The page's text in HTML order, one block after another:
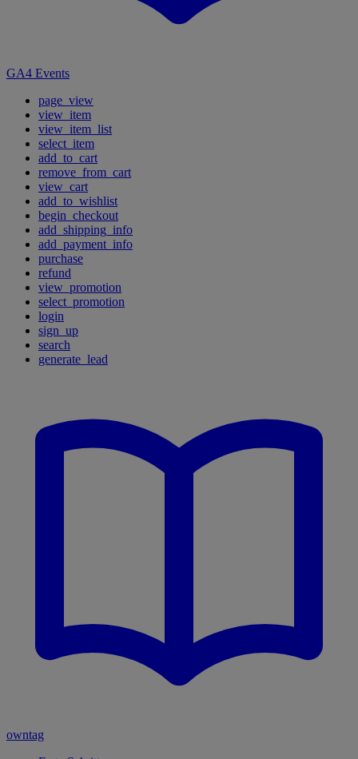
GA4 Events
page_view
view_item
view_item_list
select_item
add_to_cart
remove_from_cart
view_cart
add_to_wishlist
begin_checkout
add_shipping_info
add_payment_info
purchase
refund
view_promotion
select_promotion
login
sign_up
search
generate_lead
owntag